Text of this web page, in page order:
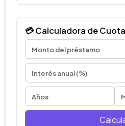
💳 Calculadora de